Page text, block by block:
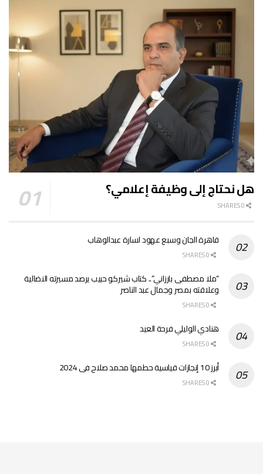
هل نحتاج إلى وظيفة إعلامي؟
قاهرة الجان وسبع عهود لسارة عبدالوهاب
“ملا مصطفى بارزاني”.. كتاب شيركو حبيب يرصد مسيرته النضالية
وعلاقته بمصر وجمال عبد الناصر
هنادي الوليلي فرحة العيد
أبرز 10 إنجازات قياسية حطمها محمد صلاح فى 2024